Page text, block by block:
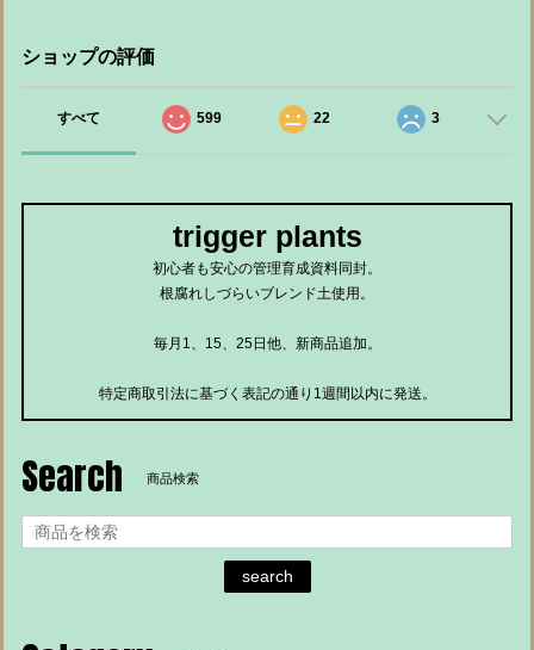
ショップの評価
すべて 599 22 3
trigger plants
初心者も安心の管理育成資料同封。
根腐れしづらいブレンド土使用。
毎月1、15、25日他、新商品追加。
特定商取引法に基づく表記の通り1週間以内に発送。
Search 商品検索
search